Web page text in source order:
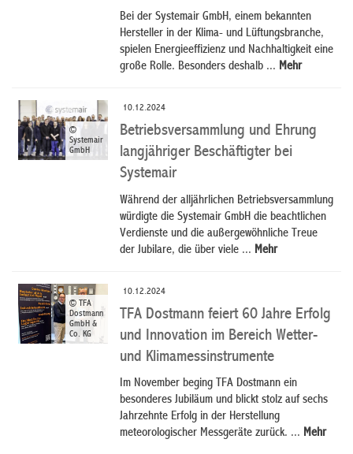
Bei der Systemair GmbH, einem bekannten
Hersteller in der Klima- und Lüftungsbranche,
spielen Energieeffizienz und Nachhaltigkeit eine
große Rolle. Besonders deshalb ... Mehr
©
Systemair
GmbH
10.12.2024
Betriebsversammlung und Ehrung
langjähriger Beschäftigter bei
Systemair
Während der alljährlichen Betriebsversammlung
würdigte die Systemair GmbH die beachtlichen
Verdienste und die außergewöhnliche Treue
der Jubilare, die über viele ... Mehr
© TFA
Dostmann
GmbH &
Co. KG
10.12.2024
TFA Dostmann feiert 60 Jahre Erfolg
und Innovation im Bereich Wetter-
und Klimamessinstrumente
Im November beging TFA Dostmann ein
besonderes Jubiläum und blickt stolz auf sechs
Jahrzehnte Erfolg in der Herstellung
meteorologischer Messgeräte zurück. ... Mehr